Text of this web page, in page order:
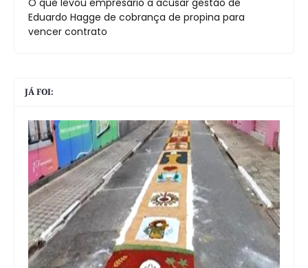
Eduardo Hagge de cobrança de propina para
vencer contrato
JÁ FOI: